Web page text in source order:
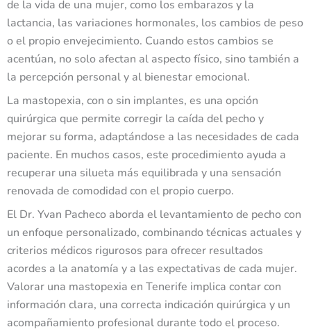
de la vida de una mujer, como los embarazos y la
lactancia, las variaciones hormonales, los cambios de peso
o el propio envejecimiento. Cuando estos cambios se
acentúan, no solo afectan al aspecto físico, sino también a
la percepción personal y al bienestar emocional.
La mastopexia, con o sin implantes, es una opción
quirúrgica que permite corregir la caída del pecho y
mejorar su forma, adaptándose a las necesidades de cada
paciente. En muchos casos, este procedimiento ayuda a
recuperar una silueta más equilibrada y una sensación
renovada de comodidad con el propio cuerpo.
El Dr. Yvan Pacheco aborda el levantamiento de pecho con
un enfoque personalizado, combinando técnicas actuales y
criterios médicos rigurosos para ofrecer resultados
acordes a la anatomía y a las expectativas de cada mujer.
Valorar una mastopexia en Tenerife implica contar con
información clara, una correcta indicación quirúrgica y un
acompañamiento profesional durante todo el proceso.